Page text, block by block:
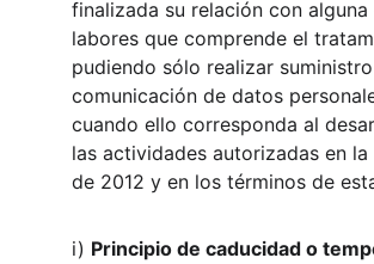
finalizada su relación con alguna
labores que comprende el
pudiendo sólo realizar
comunicación de datos
cuando ello corresponda al
las actividades autorizadas en la
de 2012 y en los términos de
i) Principio de caducidad o